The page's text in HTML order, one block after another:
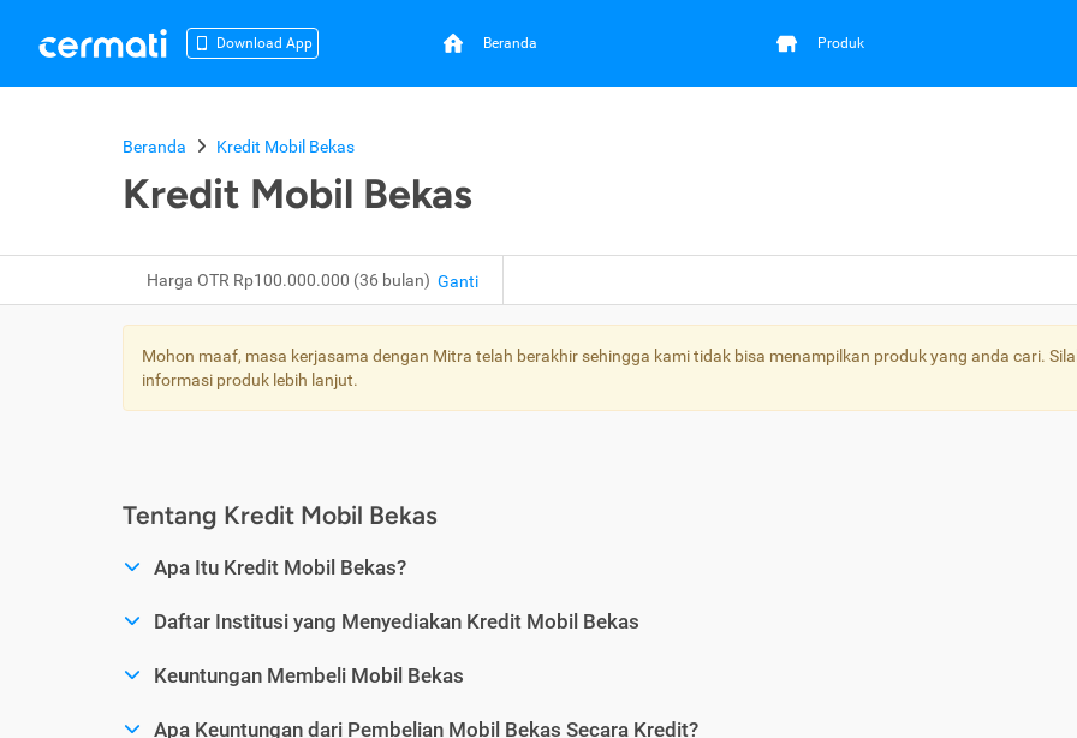
Download App Beranda Produk
Beranda Kredit Mobil Bekas
Kredit Mobil Bekas
Harga OTR Rp100.000.000 (36 bulan) Ganti
Mohon maaf, masa kerjasama dengan Mitra telah berakhir sehingga kami tidak bisa menampilkan produk yang anda cari.
informasi produk lebih lanjut.
Tentang Kredit Mobil Bekas
Apa Itu Kredit Mobil Bekas?
Daftar Institusi yang Menyediakan Kredit Mobil Bekas
Keuntungan Membeli Mobil Bekas
Apa Keuntungan dari Pembelian Mobil Bekas Secara Kredit?